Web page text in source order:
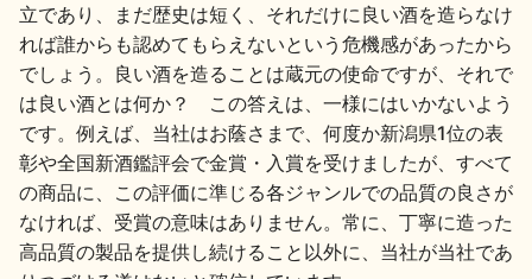
立であり、まだ歴史は短く、それだけに良い酒を造らなけ
れば誰からも認めてもらえないという危機感があったから
でしょう。良い酒を造ることは蔵元の使命ですが、それで
は良い酒とは何か？ この答えは、一様にはいかないよう
です。例えば、当社はお蔭さまで、何度か新潟県1位の表
彰や全国新酒鑑評会で金賞・入賞を受けましたが、すべて
の商品に、この評価に準じる各ジャンルでの品質の良さが
なければ、受賞の意味はありません。常に、丁寧に造った
高品質の製品を提供し続けること以外に、当社が当社であ